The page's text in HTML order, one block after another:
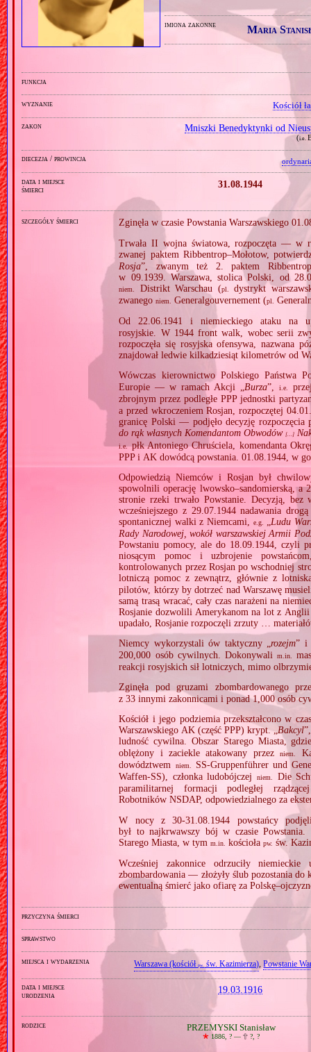
imiona zakonne Maria
funkcja
wyznanie Kościół
zakon Mniszki Benedyktynki od
(i.e.
diecezja / prowincja
data i miejsce
śmierci
31.08.1944
szczegóły śmierci
Zginęła w czasie Powstania Warszawskiego
Trwała II wojna światowa, rozpoczęta — w
zwanej paktem Ribbentrop–Mołotow,
Rosja”, zwanym też 2. paktem
w 09.1939. Warszawa, stolica Polski, od
niem. Distrikt Warschau (pl.
dystrykt
zwanegoniem. Generalgouvernement (pl.
Od 22.06.1941 i niemieckiego ataku na
rosyjskie. W 1944 front walk, wobec serii
rozpoczęła się rosyjska ofensywa, nazwana
znajdował ledwie kilkadziesiąt kilometrów od
Wówczas kierownictwo Polskiego Państwa
Europie — w ramach Akcji „ Burza”,i.e.
zbrojnym przez podległe PPP jednostki
a przed wkroczeniem Rosjan, rozpoczętej
granicę Polski — podjęło decyzję rozpoczęcia
do rąk własnych Komendantom Obwodów […]
i.e.płk Antoniego Chruściela, komendanta
PPP i AK dowódcą powstania. 01.08.1944, w
Odpowiedzią Niemców i Rosjan był
spowolnili operację lwowsko–sandomierską,
stronie rzeki trwało Powstanie. Decyzją,
wcześniejszego z 29.07.1944 nadawania
spontanicznej walki z Niemcami, e.g. „Ludu
Rady Narodowej, wokół warszawskiej Armii
Powstaniu pomocy, ale do 18.09.1944, czyli
niosącym pomoc i uzbrojenie
kontrolowanych przez Rosjan po wschodniej
lotniczą pomoc z zewnątrz, głównie z
pilotów, którzy by dotrzeć nad Warszawę
samą trasą wracać, cały czas narażeni na
Rosjanie dozwolili Amerykanom na lot z
upadało, Rosjanie rozpoczęli zrzuty …
Niemcy wykorzystali ów taktyczny „rozejm” i
200,000 osób cywilnych. Dokonywalim.in.
reakcji rosyjskich sił lotniczych, mimo
Zginęła pod gruzami zbombardowanego
z 33 innymi zakonnicami i ponad 1,000 osób
Kościół i jego podziemia przekształcono w
Warszawskiego AK (część PPP) krypt. „Bakcyl
ludność cywilna. Obszar Starego Miasta,
oblężony i zaciekle atakowany przezniem.
dowództwem
niem.
SS‐Gruppenführer und
Waffen‐SS), członka ludobójczejniem.
Die
paramilitarnej formacji podległej
Robotników NSDAP, odpowiedzialnego za
W nocy z 30‐31.08.1944 powstańcy
był to najkrwawszy bój w czasie
Starego Miasta, w tymm.in. kościołapw. św.
Wcześniej zakonnice odrzuciły
zbombardowania — złożyły ślub pozostania
ewentualną śmierć jako ofiarę za
przyczyna śmierci
sprawstwo
miejsca i wydarzenia Warszawa (kościółpw. św. Kazimierza),Powstanie
data i miejsce
urodzenia
19.03.1916
rodzice PRZEMYSKI Stanisław
🞲 1886, ? — 🕆?, ?